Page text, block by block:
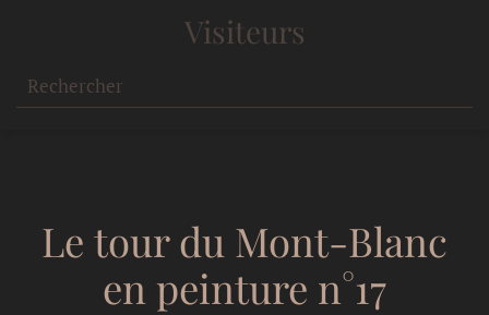
Visiteurs
Le tour du Mont-Blanc
en peinture n°17